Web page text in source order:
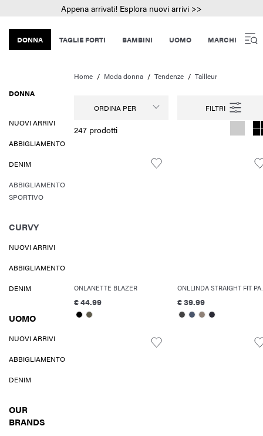
Appena arrivati! Esplora nuovi arrivi >>
DONNA TAGLIE FORTI BAMBINI UOMO MARCHI
DONNA
NUOVI ARRIVI
ABBIGLIAMENTO
DENIM
ABBIGLIAMENTO
SPORTIVO
CURVY
NUOVI ARRIVI
ABBIGLIAMENTO
DENIM
UOMO
NUOVI ARRIVI
ABBIGLIAMENTO
DENIM
OUR
BRANDS
Home Moda donna Tendenze Tailleur
ORDINA PER
247 prodotti
ONLANETTE BLAZER
€ 44.99 € 39.99